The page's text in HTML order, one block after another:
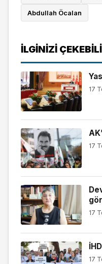
Abdullah Öcalan
İLGINIZI
17
17
17
17